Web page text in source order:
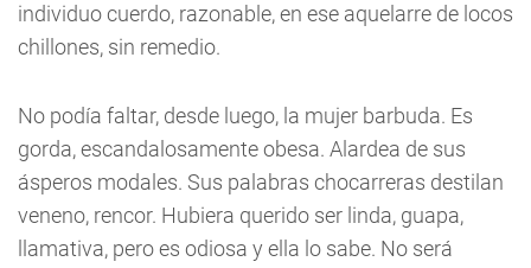
individuo cuerdo, razonable, en ese aquelarre de locos
chillones, sin remedio.
No podía faltar, desde luego, la mujer barbuda. Es
gorda, escandalosamente obesa. Alardea de sus
ásperos modales. Sus palabras chocarreras destilan
veneno, rencor. Hubiera querido ser linda, guapa,
llamativa, pero es odiosa y ella lo sabe. No será